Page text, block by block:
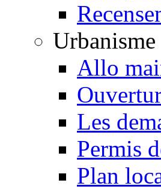
Urbanisme
Allo
Les
Permis
Plan